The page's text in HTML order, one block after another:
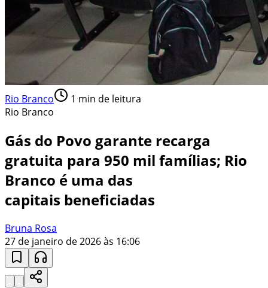
Rio Branco 1 min de leitura
Rio Branco
Gás do Povo garante recarga
gratuita para 950 mil famílias; Rio
Branco é uma das
capitais beneficiadas
Bruna Rosa
27 de janeiro de 2026 às 16:06